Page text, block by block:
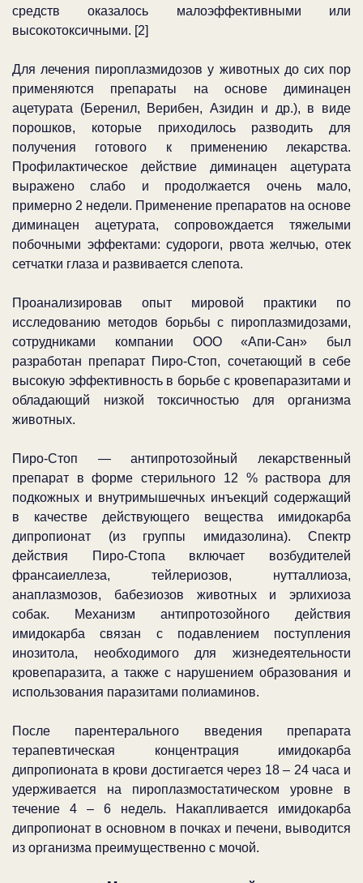
средств оказалось малоэффективными или
высокотоксичными. [2]
Для лечения пироплазмидозов у животных до сих пор
применяются препараты на основе диминацен
ацетурата (Беренил, Верибен, Азидин и др.), в виде
порошков, которые приходилось разводить для
получения готового к применению лекарства.
Профилактическое действие диминацен ацетурата
выражено слабо и продолжается очень мало,
примерно 2 недели. Применение препаратов на основе
диминацен ацетурата, сопровождается тяжелыми
побочными эффектами: судороги, рвота желчью, отек
сетчатки глаза и развивается слепота.
Проанализировав опыт мировой практики по
исследованию методов борьбы с пироплазмидозами,
сотрудниками компании ООО «Апи-Сан» был
разработан препарат Пиро-Стоп, сочетающий в себе
высокую эффективность в борьбе с кровепаразитами и
обладающий низкой токсичностью для организма
животных.
Пиро-Стоп — антипротозойный лекарственный
препарат в форме стерильного 12 % раствора для
подкожных и внутримышечных инъекций содержащий
в качестве действующего вещества имидокарба
дипропионат (из группы имидазолина). Спектр
действия Пиро-Стопа включает возбудителей
франсаиеллеза, тейлериозов, нутталлиоза,
анаплазмозов, бабезиозов животных и эрлихиоза
собак. Механизм антипротозойного действия
имидокарба связан с подавлением поступления
инозитола, необходимого для жизнедеятельности
кровепаразита, а также с нарушением образования и
использования паразитами полиаминов.
После парентерального введения препарата
терапевтическая концентрация имидокарба
дипропионата в крови достигается через 18 – 24 часа и
удерживается на пироплазмостатическом уровне в
течение 4 – 6 недель. Накапливается имидокарба
дипропионат в основном в почках и печени, выводится
из организма преимущественно с мочой.